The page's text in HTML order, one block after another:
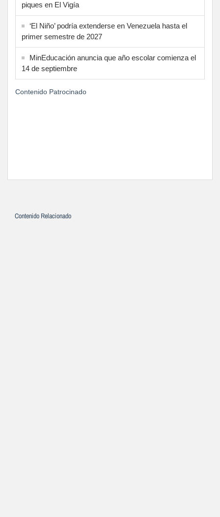
piques en El Vigía
‘El Niño’ podría extenderse en Venezuela hasta el
primer semestre de 2027
MinEducación anuncia que año escolar comienza el
14 de septiembre
Contenido Patrocinado
Contenido Relacionado